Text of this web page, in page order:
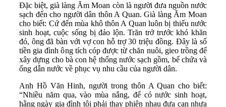
Đặc biệt, già làng Ăm Moan còn là người đưa nguồn nước
sạch đến cho người dân thôn A Quan. Già làng Ăm Moan
cho biết: Cứ đến mùa khô thôn A Quan luôn bị thiếu nước
sinh hoạt, cuộc sống bị đảo lộn. Trăn trở trước khó khăn
đó, ông đã bàn với vợ con hỗ trợ 30 triệu đồng. Đây là số
tiền gia đình ông tích cóp được từ chăn nuôi, gieo trồng để
xây dựng cho bà con hệ thống nước sạch gồm, bể chứa và
ống dẫn nước về phục vụ nhu cầu của người dân.
Anh Hồ Văn Hinh, người trong thôn A Quan cho biết:
“Nhiều năm qua, vào mùa nắng, để có nước sinh hoạt,
hằng ngày gia đình tôi phải thay phiên nhau đưa can nhựa